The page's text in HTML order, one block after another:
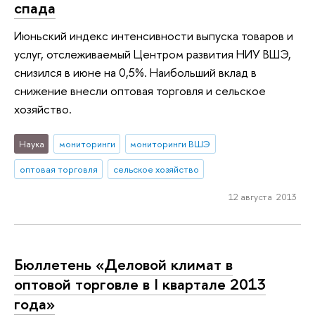
спада
Июньский индекс интенсивности выпуска товаров и
услуг, отслеживаемый Центром развития НИУ ВШЭ,
снизился в июне на 0,5%. Наибольший вклад в
снижение внесли оптовая торговля и сельское
хозяйство.
Наука мониторинги
мониторинги ВШЭ
оптовая торговля
сельское хозяйство
12 августа 2013
Бюллетень «Деловой климат в
оптовой торговле в I квартале 2013
года»